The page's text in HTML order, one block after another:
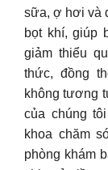
sữa, ợ hơi và
bọt khí, giúp
giảm thiểu
thức, đồng
không tương
của chúng
khoa chăm
phòng khám